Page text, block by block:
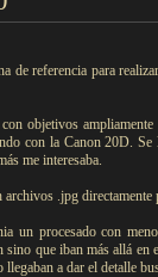
de referencia para
objetivos
con la Canon 20D.
me interesaba.
.jpg
un procesado con
que iban más allá
a dar el detalle